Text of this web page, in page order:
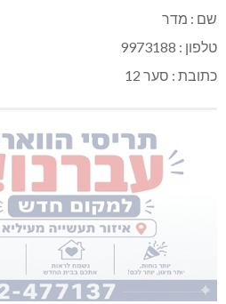
שם : מדר
טלפון : 9973188
כתובת : סער 12